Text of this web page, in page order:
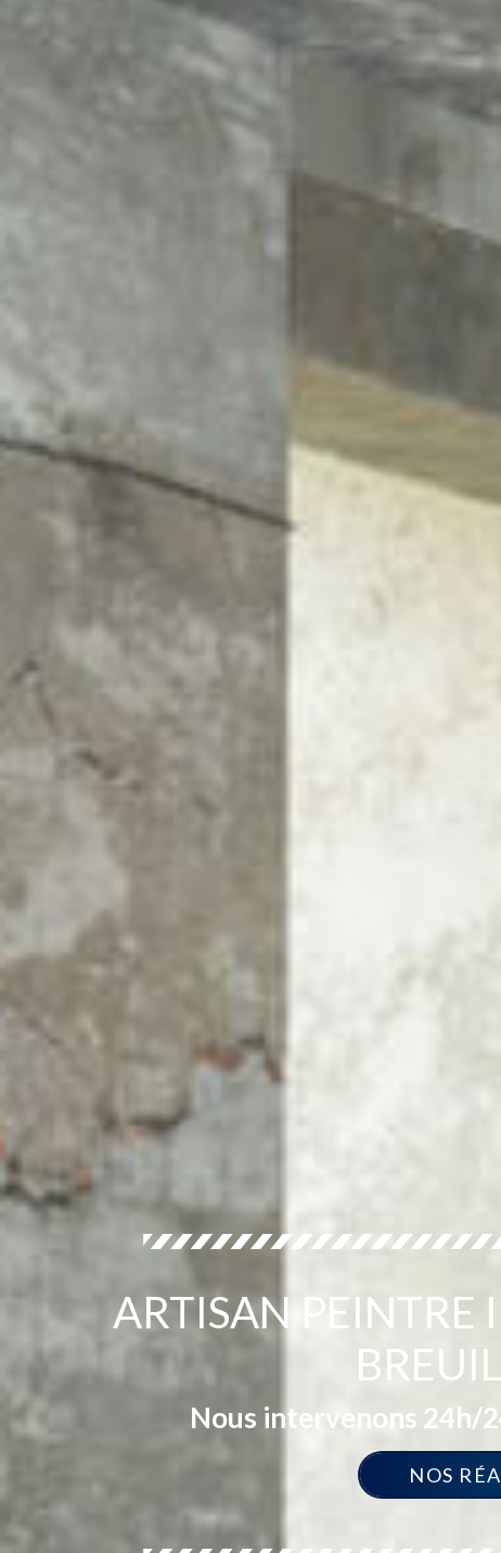
ARTISAN PEINTRE
Nous intervenons 24h/
NOS